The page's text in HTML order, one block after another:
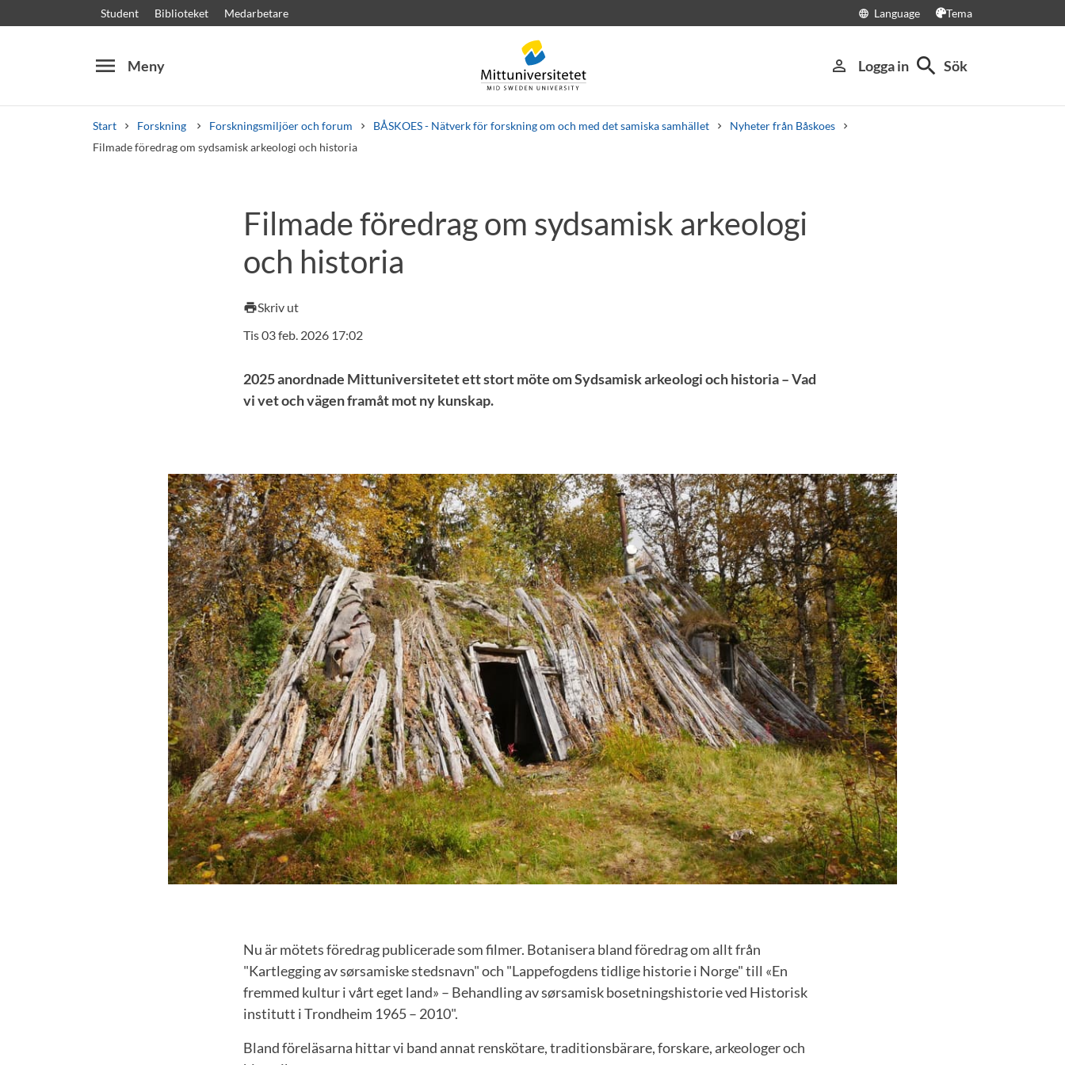
Student Biblioteket Medarbetare language Language Tema
menu Meny person_outline Logga in search Sök
Start Forskning Forskningsmiljöer och forum BÅSKOES - Nätverk för forskning om och med det samiska samhället
Nyheter från Båskoes
Filmade föredrag om sydsamisk arkeologi och historia
Kursplaner VälkomstbrevPersonal Lediga jobb
Filmade föredrag om sydsamisk arkeologi
och historia
printSkriv ut
Tis 03 feb. 2026 17:02
2025 anordnade Mittuniversitetet ett stort möte om Sydsamisk arkeologi och historia – Vad
vi vet och vägen framåt mot ny kunskap.
Nu är mötets föredrag publicerade som filmer. Botanisera bland föredrag om allt från
"Kartlegging av sørsamiske stedsnavn" och "Lappefogdens tidlige historie i Norge" till «En
fremmed kultur i vårt eget land» – Behandling av sørsamisk bosetningshistorie ved Historisk
institutt i Trondheim 1965 – 2010".
Bland föreläsarna hittar vi band annat renskötare, traditionsbärare, forskare, arkeologer och